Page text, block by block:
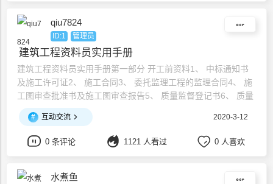
qiu7824
ID:1 管理员
建筑工程资料员实用手册
建筑工程资料员实用手册第一部分 开工前资料1、 中标通知书
及施工许可证2、 施工合同3、 委托监理工程的监理合同4、 施
工图审查批准书及施工图审查报告5、 质量监督登记书6、 质量
监督交底要点及质量监督工作方案7、 岩土工程勘察报告8、 施
工图会审记录9、 经监理（或业主）批准所施工组织设计或施工
方案10、 开工报告11、 质量管理体系登记表12、 施工现场质
量管理检查记录13、 技术交底记录14
# 互动交流 2020-3-12
0 条评论 1121 人看过 0 人喜欢
水煮鱼